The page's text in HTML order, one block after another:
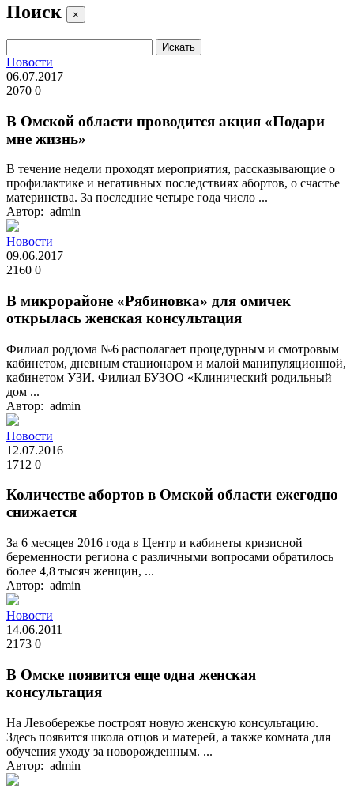
Поиск ×
Новости
06.07.2017
2070 0
В Омской области проводится акция «Подари
мне жизнь»
В течение недели проходят мероприятия, рассказывающие о
профилактике и негативных последствиях абортов, о счастье
материнства. За последние четыре года число ...
Автор: admin
Новости
09.06.2017
2160 0
В микрорайоне «Рябиновка» для омичек
открылась женская консультация
Филиал роддома №6 располагает процедурным и смотровым
кабинетом, дневным стационаром и малой манипуляционной,
кабинетом УЗИ. Филиал БУЗОО «Клинический родильный
дом ...
Автор: admin
Новости
12.07.2016
1712 0
Количестве абортов в Омской области ежегодно
снижается
За 6 месяцев 2016 года в Центр и кабинеты кризисной
беременности региона с различными вопросами обратилось
более 4,8 тысяч женщин, ...
Автор: admin
Новости
14.06.2011
2173 0
В Омске появится еще одна женская
консультация
На Левобережье построят новую женскую консультацию.
Здесь появится школа отцов и матерей, а также комната для
обучения уходу за новорожденным. ...
Автор: admin